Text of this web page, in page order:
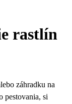
rastlín
záhradku na
pestovania, si